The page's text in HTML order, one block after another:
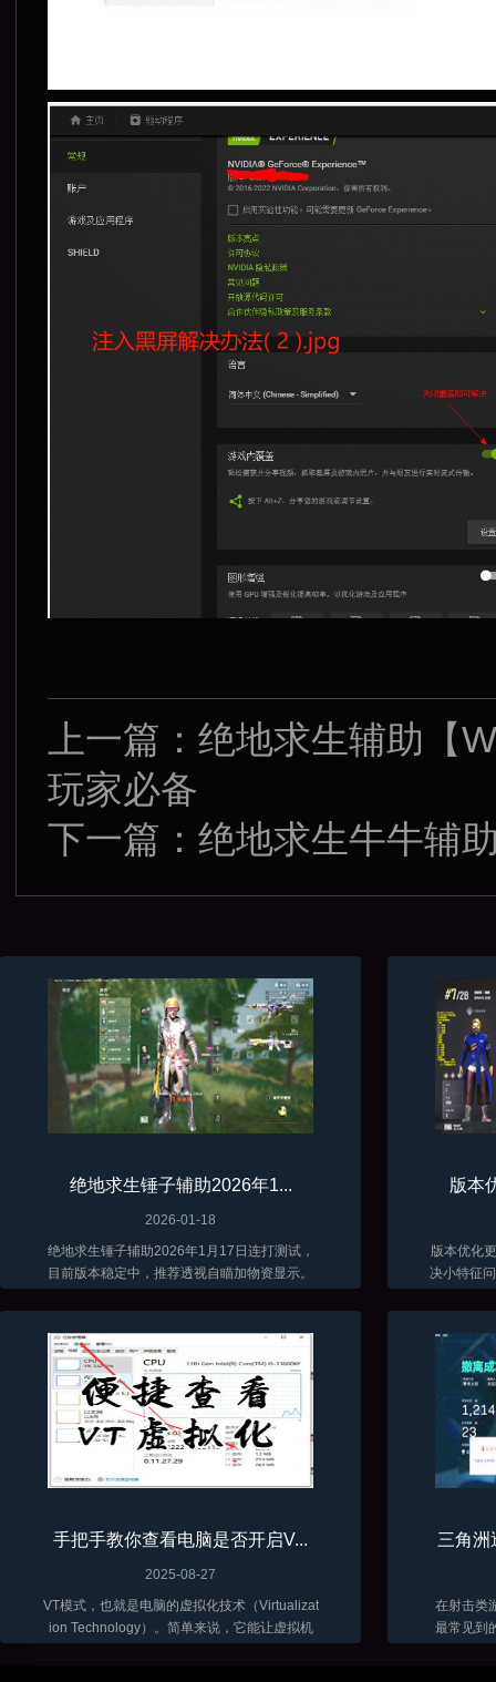
上一篇： 绝地求生辅助【
玩家必备
下一篇： 绝地求生牛牛辅
绝地求生锤子辅助2026年1...
2026-01-18
绝地求生锤子辅助2026年1月17日连打测试，
目前版本稳定中，推荐透视自瞄加物资显示。
版本
版本优化更新了 当
决小特征
手把手教你查看电脑是否开启V...
2025-08-27
VT模式，也就是电脑的虚拟化技术（Virtualizat
ion Technology）。简单来说，它能让虚拟机
三角洲
在射击类
最常见到